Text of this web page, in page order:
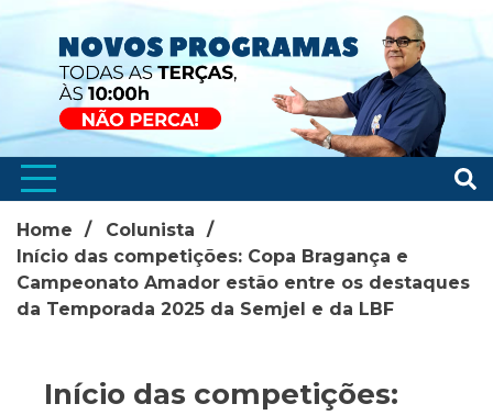
Home
Colunista
Início das competições: Copa Bragança e
Campeonato Amador estão entre os destaques
da Temporada 2025 da Semjel e da LBF
Início das competições: